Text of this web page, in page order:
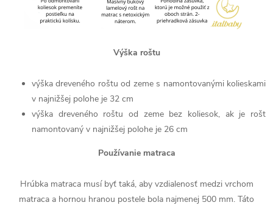
Výška roštu
výška dreveného roštu od zeme s namontovanými kolieskami
v najnižšej polohe je 32 cm
výška dreveného roštu od zeme bez koliesok, ak je rošt
namontovaný v najnižšej polohe je 26 cm
Používanie matraca
Hrúbka matraca musí byť taká, aby vzdialenosť medzi vrchom
matraca a hornou hranou postele bola najmenej 500 mm. Táto